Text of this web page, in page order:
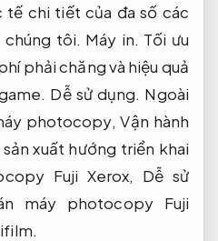
tế chi tiết của đa số các
tôi. Máy in. Tối ưu
phải chăng và hiệu quả
Dễ sử dụng. Ngoài
photocopy,Vận hành
xuất hướng triển khai
Fuji Xerox, Dễ sử
máy photocopy Fuji